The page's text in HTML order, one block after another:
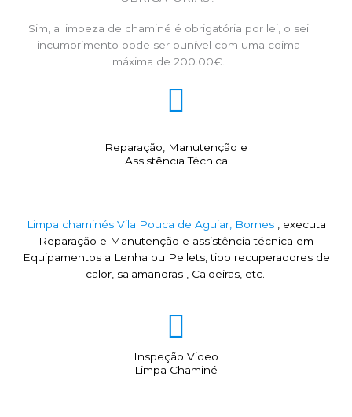
Sim, a limpeza de chaminé é obrigatória por lei, o sei
incumprimento pode ser punível com uma coima
máxima de 200.00€.
Reparação, Manutenção e
Assistência Técnica
Limpa chaminés Vila Pouca de Aguiar, Bornes , executa
Reparação e Manutenção e assistência técnica em
Equipamentos a Lenha ou Pellets, tipo recuperadores de
calor, salamandras , Caldeiras, etc..
Inspeção Video
Limpa Chaminé